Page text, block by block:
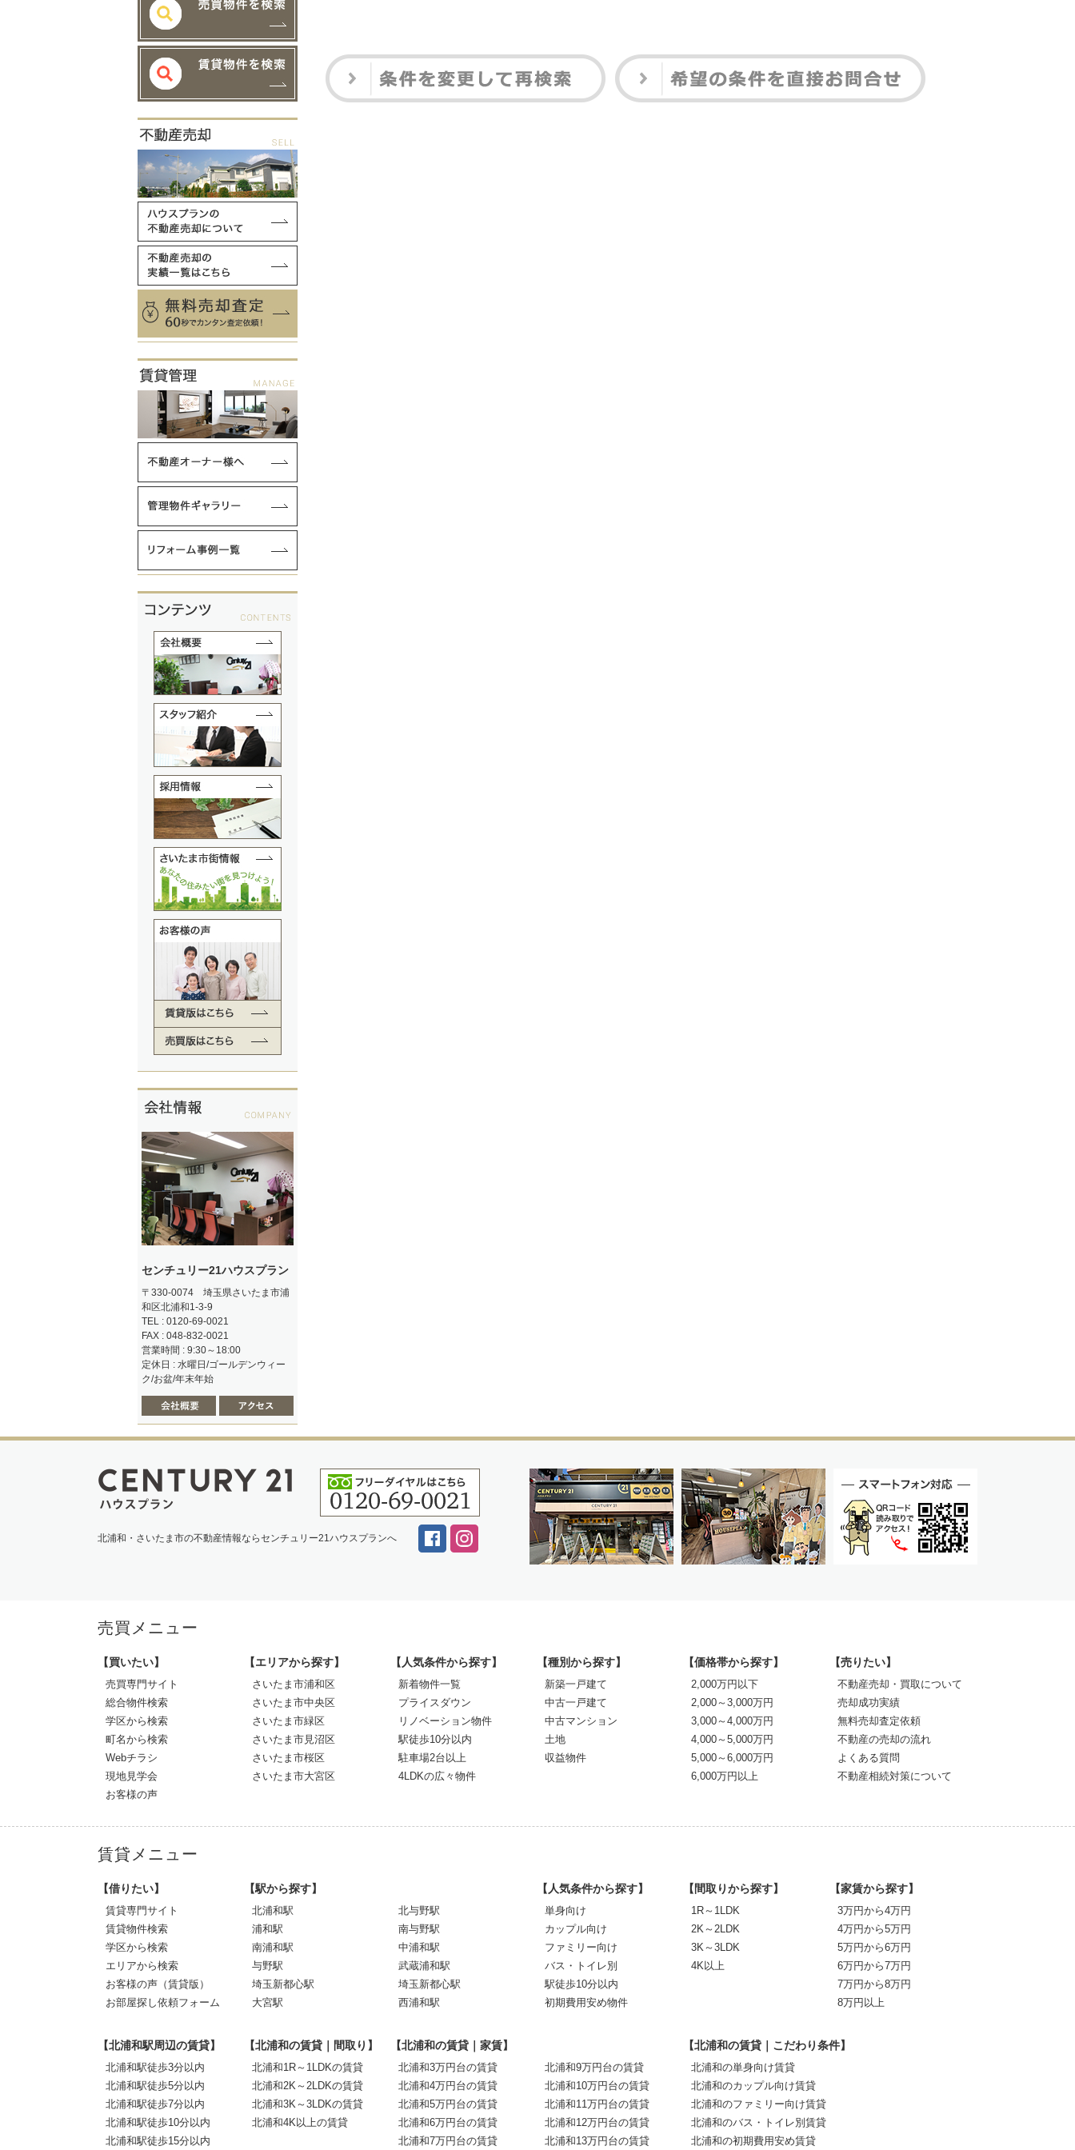
センチュリー21ハウスプラン
〒330-0074 埼玉県さいたま市浦
和区北浦和1-3-9
TEL : 0120-69-0021
FAX : 048-832-0021
営業時間 : 9:30～18:00
定休日 : 水曜日/ゴールデンウィー
ク/お盆/年末年始
北浦和・さいたま市の不動産情報ならセンチュリー21ハウスプランへ
売買メニュー
【買いたい】
売買専門サイト
総合物件検索
学区から検索
町名から検索
Webチラシ
現地見学会
お客様の声
【エリアから探す】
さいたま市浦和区
さいたま市中央区
さいたま市緑区
さいたま市見沼区
さいたま市桜区
さいたま市大宮区
【人気条件から探す】
新着物件一覧
プライスダウン
リノベーション物件
駅徒歩10分以内
駐車場2台以上
4LDKの広々物件
【種別から探す】
新築一戸建て
中古一戸建て
中古マンション
土地
収益物件
【価格帯から探す】
2,000万円以下
2,000～3,000万円
3,000～4,000万円
4,000～5,000万円
5,000～6,000万円
6,000万円以上
【売りたい】
不動産売却・買取について
売却成功実績
無料売却査定依頼
不動産の売却の流れ
よくある質問
不動産相続対策について
賃貸メニュー
【借りたい】
賃貸専門サイト
賃貸物件検索
学区から検索
エリアから検索
お客様の声（賃貸版）
お部屋探し依頼フォーム
【駅から探す】
北浦和駅
浦和駅
南浦和駅
与野駅
埼玉新都心駅
大宮駅
北与野駅
南与野駅
中浦和駅
武蔵浦和駅
埼玉新都心駅
西浦和駅
【人気条件から探す】
単身向け
カップル向け
ファミリー向け
バス・トイレ別
駅徒歩10分以内
初期費用安め物件
【間取りから探す】
1R～1LDK
2K～2LDK
3K～3LDK
4K以上
【家賃から探す】
3万円から4万円
4万円から5万円
5万円から6万円
6万円から7万円
7万円から8万円
8万円以上
【北浦和駅周辺の賃貸】
北浦和駅徒歩3分以内
北浦和駅徒歩5分以内
北浦和駅徒歩7分以内
北浦和駅徒歩10分以内
北浦和駅徒歩15分以内
【北浦和の賃貸｜間取り】
北浦和1R～1LDKの賃貸
北浦和2K～2LDKの賃貸
北浦和3K～3LDKの賃貸
北浦和4K以上の賃貸
【北浦和の賃貸｜家賃】
北浦和3万円台の賃貸
北浦和4万円台の賃貸
北浦和5万円台の賃貸
北浦和6万円台の賃貸
北浦和7万円台の賃貸
北浦和9万円台の賃貸
北浦和10万円台の賃貸
北浦和11万円台の賃貸
北浦和12万円台の賃貸
北浦和13万円台の賃貸
【北浦和の賃貸｜こだわり条件】
北浦和の単身向け賃貸
北浦和のカップル向け賃貸
北浦和のファミリー向け賃貸
北浦和のバス・トイレ別賃貸
北浦和の初期費用安め賃貸